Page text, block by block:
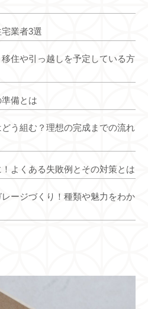
業者3選
住や引っ越しを予定している方
備とは
う組む？理想の完成までの流れ
よくある失敗例とその対策とは
ージづくり！種類や魅力をわか